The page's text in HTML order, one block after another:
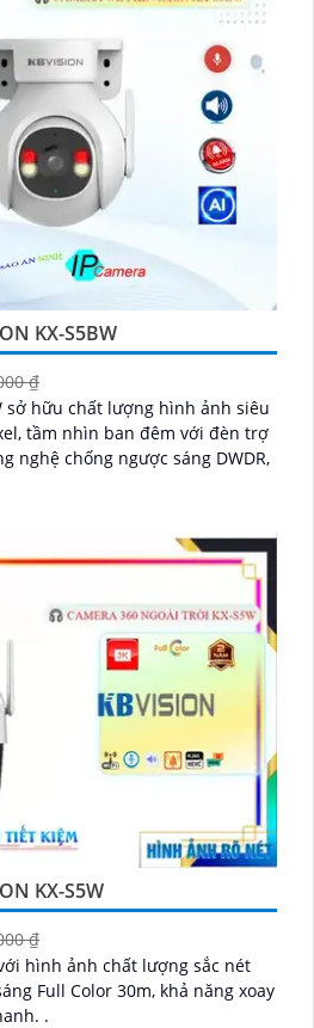
KX-S5BW
₫
sở hữu chất lượng hình ảnh siêu
tầm nhìn ban đêm với đèn trợ
nghệ chống ngược sáng DWDR,
KX-S5W
₫
hình ảnh chất lượng sắc nét
Full Color 30m, khả năng xoay
.